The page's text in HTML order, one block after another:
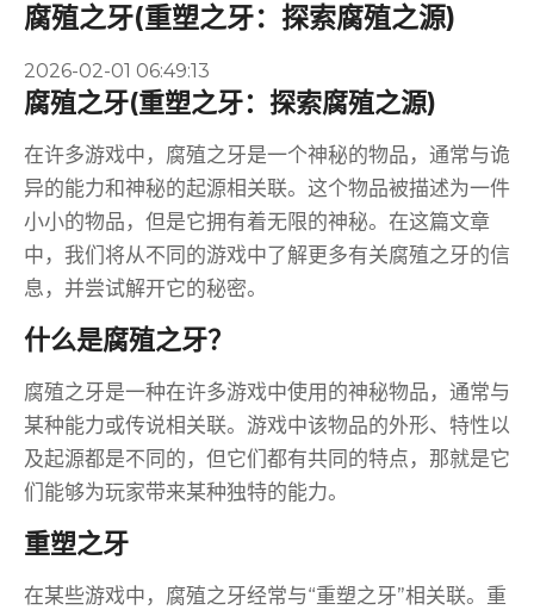
腐殖之牙(重塑之牙：探索腐殖之源)
2026-02-01 06:49:13
腐殖之牙(重塑之牙：探索腐殖之源)
在许多游戏中，腐殖之牙是一个神秘的物品，通常与诡
异的能力和神秘的起源相关联。这个物品被描述为一件
小小的物品，但是它拥有着无限的神秘。在这篇文章
中，我们将从不同的游戏中了解更多有关腐殖之牙的信
息，并尝试解开它的秘密。
什么是腐殖之牙？
腐殖之牙是一种在许多游戏中使用的神秘物品，通常与
某种能力或传说相关联。游戏中该物品的外形、特性以
及起源都是不同的，但它们都有共同的特点，那就是它
们能够为玩家带来某种独特的能力。
重塑之牙
在某些游戏中，腐殖之牙经常与“重塑之牙”相关联。重